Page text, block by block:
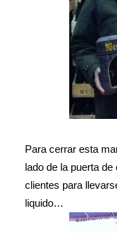
Para cerrar esta
lado de la puerta
clientes para
liquido…